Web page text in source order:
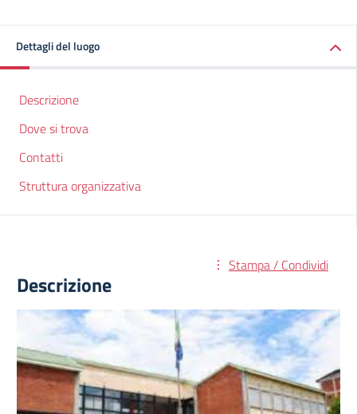
Dettagli del luogo
Descrizione
Dove si trova
Contatti
Struttura organizzativa
Stampa / Condividi
Descrizione